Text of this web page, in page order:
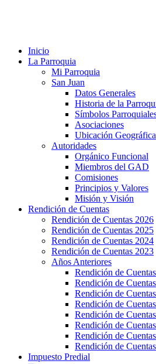
Inicio
La Parroquia
Mi Parroquia
San Juan
Datos Generales
Historia de la
Símbolos
Asociaciones
Ubicación Geográfica
Autoridades
Orgánico Funcional
Miembros del GAD
Comisiones
Principios y Valores
Misión y Visión
Rendición de Cuentas
Rendición de Cuentas 2026
Rendición de Cuentas 2025
Rendición de Cuentas 2024
Rendición de Cuentas 2023
Años Anteriores
Rendición de
Rendición de
Rendición de
Rendición de
Rendición de
Rendición de
Rendición de
Rendición de
Impuesto Predial